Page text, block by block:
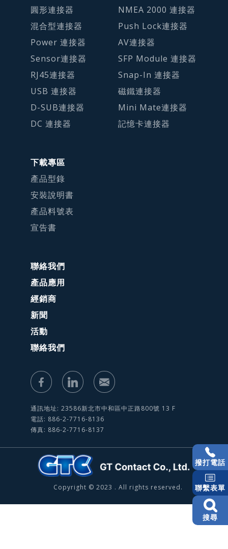
圓形連接器
混合型連接器
Power 連接器
Sensor連接器
RJ45連接器
USB 連接器
D-SUB連接器
DC 連接器
NMEA 2000 連接器
Push Lock連接器
AV連接器
SFP Module 連接器
Snap-In 連接器
磁鐵連接器
Mini Mate連接器
記憶卡連接器
下載專區
產品型錄
安裝說明書
產品料號表
宣告書
聯絡我們
產品應用
經銷商
新聞
活動
聯絡我們
通訊地址: 23586新北市中和區中正路800號 13 F
電話: 886-2-7716-8136
傳真: 886-2-7716-8137
Copyright © 2023 . All rights reserved.
撥打電話
聯繫表單
搜尋